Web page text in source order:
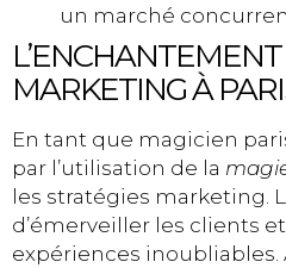
un marché
MARKETING À
En tant que magicien
par l’utilisation de la
les stratégies marketing.
d’émerveiller les clients
expériences inoubliables.